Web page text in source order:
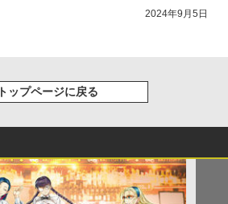
2024年9月5日
トップページに戻る